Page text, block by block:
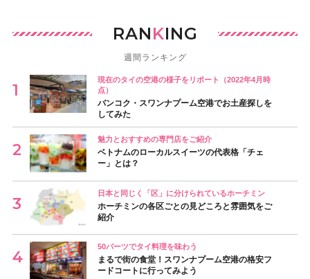
RANKING
週間ランキング
現在のタイの空港の様子をリポート（2022年4月時
点）
バンコク・スワンナプーム空港でお土産探しを
してみた
魅力とおすすめの専門店をご紹介
ベトナムのローカルスイーツの代表格「チェ
ー」とは？
日本と同じく「区」に分けられているホーチミン
ホーチミンの各区ごとの見どころと雰囲気をご
紹介
50バーツでタイ料理を味わう
まるで街の食堂！スワンナプーム空港の格安フ
ードコートに行ってみよう